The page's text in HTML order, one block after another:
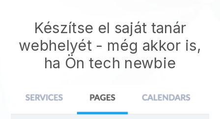
Készítse el saját tanár
webhelyét- még akkor is,
ha Ön tech newbie